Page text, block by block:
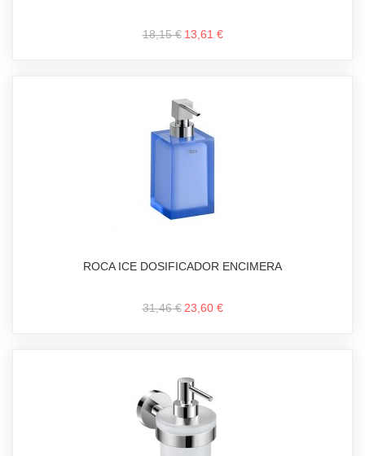
18,15 € 13,61 €
ROCA ICE DOSIFICADOR ENCIMERA
31,46 € 23,60 €